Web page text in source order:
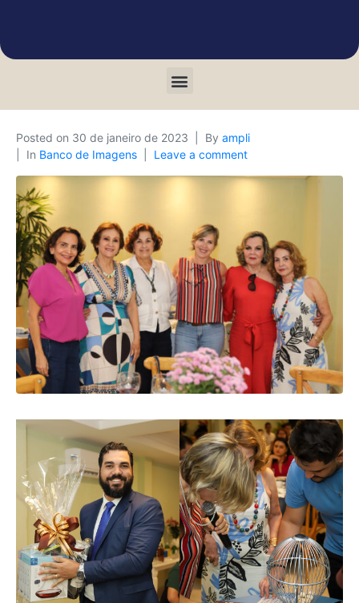
Posted on 30 de janeiro de 2023 By ampli
In Banco de Imagens Leave a comment